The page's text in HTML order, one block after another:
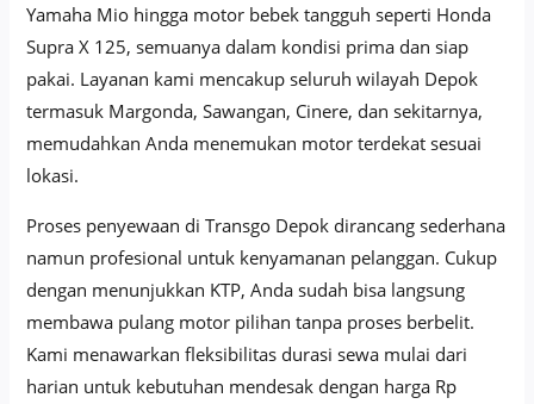
Yamaha Mio hingga motor bebek tangguh seperti Honda
Supra X 125, semuanya dalam kondisi prima dan siap
pakai. Layanan kami mencakup seluruh wilayah Depok
termasuk Margonda, Sawangan, Cinere, dan sekitarnya,
memudahkan Anda menemukan motor terdekat sesuai
lokasi.
Proses penyewaan di Transgo Depok dirancang sederhana
namun profesional untuk kenyamanan pelanggan. Cukup
dengan menunjukkan KTP, Anda sudah bisa langsung
membawa pulang motor pilihan tanpa proses berbelit.
Kami menawarkan fleksibilitas durasi sewa mulai dari
harian untuk kebutuhan mendesak dengan harga Rp